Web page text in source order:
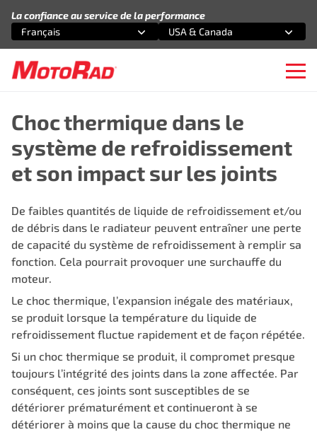
La confiance au service de la performance
Sélectionnez une option
Français
Sélectionnez une option
USA & Canada
Choc thermique dans le
système de refroidissement
et son impact sur les joints
De faibles quantités de liquide de refroidissement et/ou
de débris dans le radiateur peuvent entraîner une perte
de capacité du système de refroidissement à remplir sa
fonction. Cela pourrait provoquer une surchauffe du
moteur.
Le choc thermique, l’expansion inégale des matériaux,
se produit lorsque la température du liquide de
refroidissement fluctue rapidement et de façon répétée.
Si un choc thermique se produit, il compromet presque
toujours l’intégrité des joints dans la zone affectée. Par
conséquent, ces joints sont susceptibles de se
détériorer prématurément et continueront à se
détériorer à moins que la cause du choc thermique ne